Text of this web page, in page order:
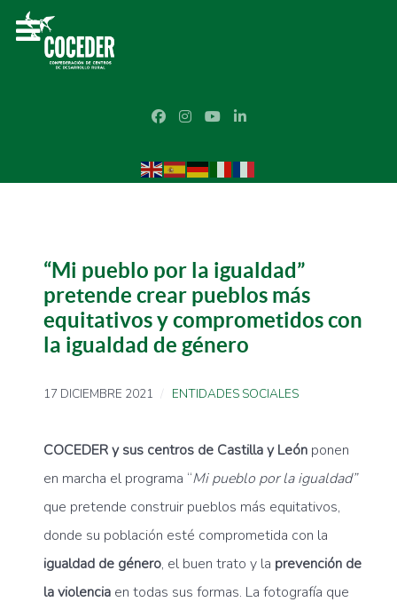
“Mi pueblo por la igualdad”
pretende crear pueblos más
equitativos y comprometidos con
la igualdad de género
17 DICIEMBRE 2021 ENTIDADES SOCIALES
COCEDER y sus centros de Castilla y León ponen
en marcha el programa “Mi pueblo por la igualdad”
que pretende construir pueblos más equitativos,
donde su población esté comprometida con la
igualdad de género, el buen trato y la prevención de
la violencia en todas sus formas. La fotografía que